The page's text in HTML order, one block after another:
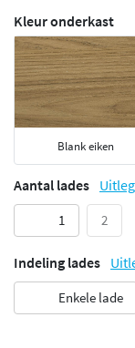
Kleur onderkast
Blank eiken
Aantal lades Uitleg
1 2
Indeling lades
Enkele lade